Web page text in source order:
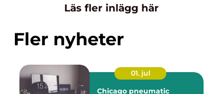
Läs fler inlägg här
Fler nyheter
01. jul
Chicago pneumatic